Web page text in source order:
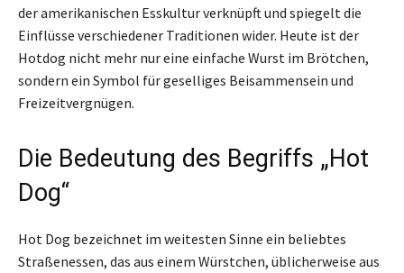
der amerikanischen Esskultur verknüpft und spiegelt die
Einflüsse verschiedener Traditionen wider. Heute ist der
Hotdog nicht mehr nur eine einfache Wurst im Brötchen,
sondern ein Symbol für geselliges Beisammensein und
Freizeitvergnügen.
Die Bedeutung des Begriffs „Hot
Dog“
Hot Dog bezeichnet im weitesten Sinne ein beliebtes
Straßenessen, das aus einem Würstchen, üblicherweise aus